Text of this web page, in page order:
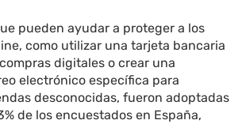
pueden ayudar a proteger a los
como utilizar una tarjeta bancaria
digitales o crear una
electrónico específica para
desconocidas, fueron adoptadas
de los encuestados en España,